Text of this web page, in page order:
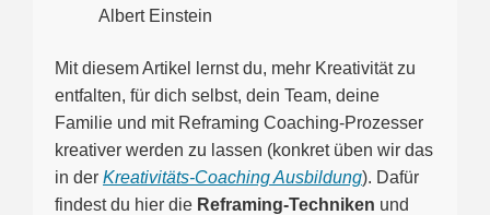
Albert Einstein
Mit diesem Artikel lernst du, mehr Kreativität zu
entfalten, für dich selbst, dein Team, deine
Familie und mit Reframing Coaching-Prozesser
kreativer werden zu lassen (konkret üben wir das
in der Kreativitäts-Coaching Ausbildung). Dafür
findest du hier die Reframing-Techniken und